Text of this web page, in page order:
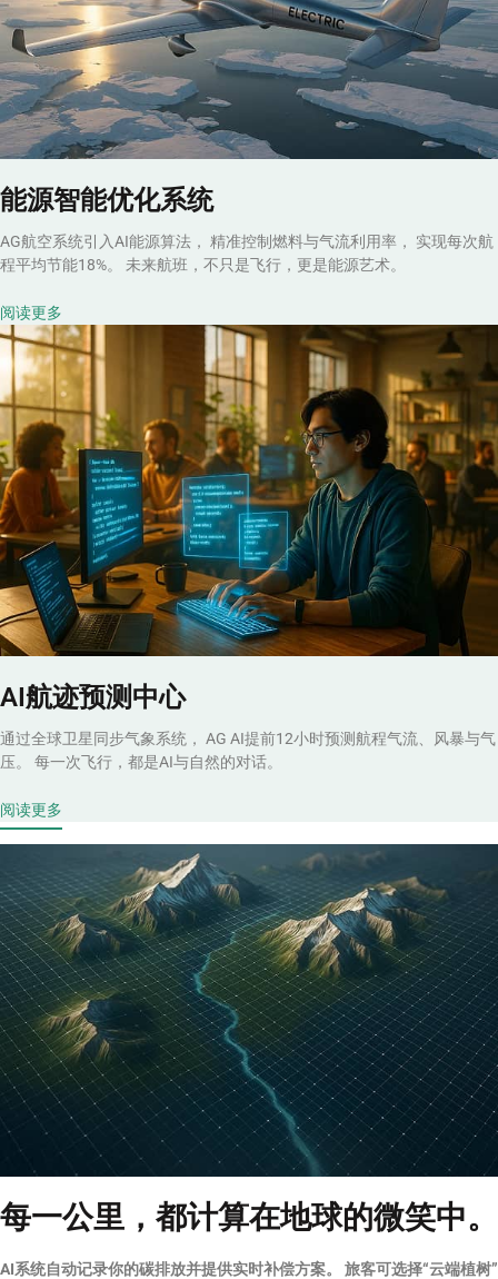
能源智能优化系统
AG航空系统引入AI能源算法， 精准控制燃料与气流利用率， 实现每次航
程平均节能18%。 未来航班，不只是飞行，更是能源艺术。
阅读更多
AI航迹预测中心
通过全球卫星同步气象系统， AG AI提前12小时预测航程气流、风暴与气
压。 每一次飞行，都是AI与自然的对话。
阅读更多
每一公里，都计算在地球的微笑中。
AI系统自动记录你的碳排放并提供实时补偿方案。 旅客可选择“云端植树”